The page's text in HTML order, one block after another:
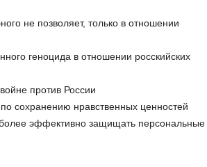
не позволяет, только в отношении
геноцида в отношении росскийских
против России
сохранению нравственных ценностей
эффективно защищать персональные